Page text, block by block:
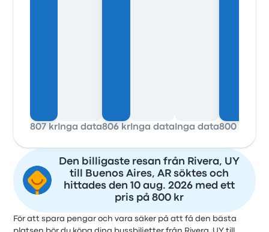
807 kr Inga data806 kr Inga data Inga data800 kr
Den billigaste resan från Rivera, UY
till Buenos Aires, AR söktes och
hittades den 10 aug. 2026 med ett
pris på 800 kr
För att spara pengar och vara säker på att få den bästa